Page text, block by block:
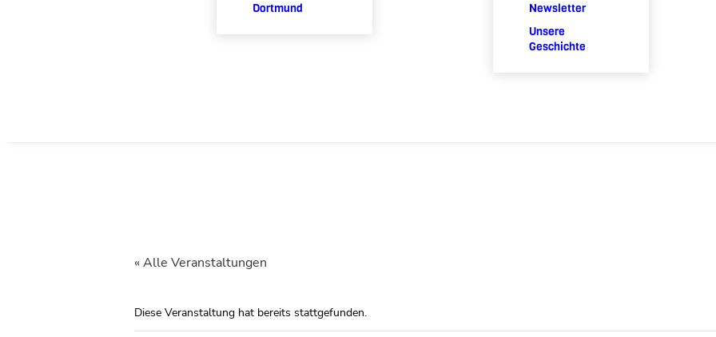
Dortmund
Newsletter
Unsere
Geschichte
« Alle Veranstaltungen
Diese Veranstaltung hat bereits stattgefunden.